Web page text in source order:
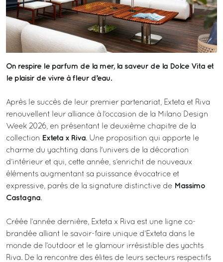
On respire le parfum de la mer, la saveur de la Dolce Vita et
le plaisir de vivre à fleur d’eau.
Après le succès de leur premier partenariat, Exteta et Riva
renouvellent leur alliance à l’occasion de la Milano Design
Week 2026, en présentant le deuxième chapitre de la
collection Exteta x Riva. Une proposition qui apporte le
charme du yachting dans l'univers de la décoration
d’intérieur et qui, cette année, s’enrichit de nouveaux
éléments augmentant sa puissance évocatrice et
expressive, parés de la signature distinctive de Massimo
Castagna.
Créée l’année dernière, Exteta x Riva est une ligne co-
brandée alliant le savoir-faire unique d’Exteta dans le
monde de l’outdoor et le glamour irrésistible des yachts
Riva. De la rencontre des élites de leurs secteurs respectifs